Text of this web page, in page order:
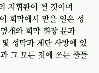
지휘관이 될 것이며
회막에서 맡을 일은 성
개와 회막 휘장 문과
성막과 제단 사방에 있
그 모든 것에 쓰는 줄들